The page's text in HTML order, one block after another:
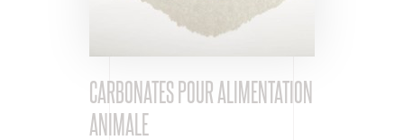
CARBONATES POUR ALIMENTATION
ANIMALE